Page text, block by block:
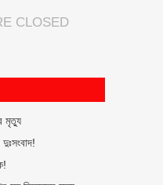
CLOSED
মৃত্যু